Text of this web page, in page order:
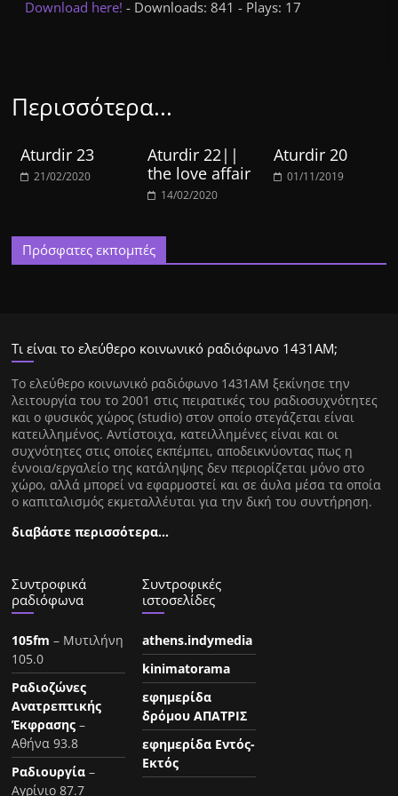
Download here!- Downloads: 841 - Plays: 17
Περισσότερα...
Aturdir 23
21/02/2020
Aturdir 22||
the love affair
14/02/2020
Aturdir 20
01/11/2019
Πρόσφατες εκπομπές
Τι είναι το ελεύθερο κοινωνικό ραδιόφωνο 1431ΑΜ;
Tο ελεύθερο κοινωνικό ραδιόφωνο 1431AM ξεκίνησε την
λειτουργία του το 2001 στις πειρατικές του ραδιοσυχνότητες
και ο φυσικός χώρος (studio) στον οποίο στεγάζεται είναι
κατειλλημένος. Αντίστοιχα, κατειλλημένες είναι και οι
συχνότητες στις οποίες εκπέμπει, αποδεικνύοντας πως η
έννοια/εργαλείο της κατάληψης δεν περιορίζεται μόνο στο
χώρο, αλλά μπορεί να εφαρμοστεί και σε άυλα μέσα τα οποία
ο καπιταλισμός εκμεταλλέυται για την δική του συντήρηση.
διαβάστε περισσότερα…
Συντροφικά
ραδιόφωνα
105fm – Μυτιλήνη
105.0
Ραδιοζώνες
Ανατρεπτικής
Έκφρασης –
Αθήνα 93.8
Ραδιουργία –
Αγρίνιο 87.7
Συντροφικές
ιστοσελίδες
athens.indymedia
kinimatorama
εφημερίδα
δρόμου ΑΠΑΤΡΙΣ
εφημερίδα Εντός-
Εκτός